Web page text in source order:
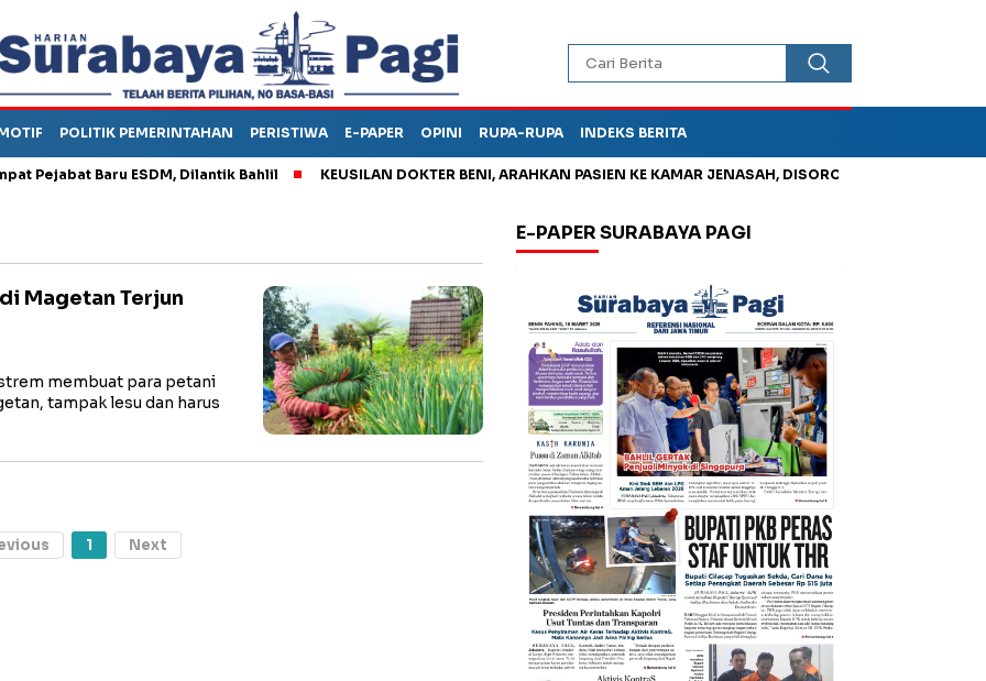
POLITIK PEMERINTAHAN PERISTIWA E-PAPER OPINI RUPA-RUPA INDEKS BERITA
Baru ESDM, Dilantik Bahlil KEUSILAN DOKTER BENI, ARAHKAN PASIEN KE KAMAR JENASAH, DISOROT
Magetan Terjun
membuat para petani
tampak lesu dan harus
1 Next
E-PAPER SURABAYA PAGI